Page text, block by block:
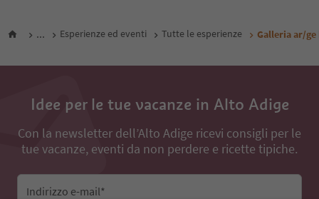
... Esperienze ed eventi Tutte le esperienze Galleria ar/
Idee per le tue vacanze in Alto Adige
Con la newsletter dell’Alto Adige ricevi consigli per le
tue vacanze, eventi da non perdere e ricette tipiche.
Indirizzo e-mail*